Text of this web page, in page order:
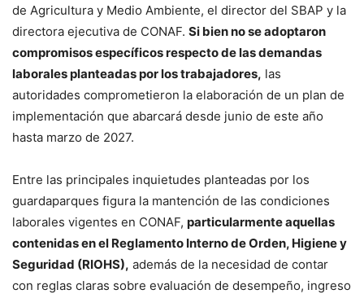
de Agricultura y Medio Ambiente, el director del SBAP y la
directora ejecutiva de CONAF. Si bien no se adoptaron
compromisos específicos respecto de las demandas
laborales planteadas por los trabajadores, las
autoridades comprometieron la elaboración de un plan de
implementación que abarcará desde junio de este año
hasta marzo de 2027.
Entre las principales inquietudes planteadas por los
guardaparques figura la mantención de las condiciones
laborales vigentes en CONAF, particularmente aquellas
contenidas en el Reglamento Interno de Orden, Higiene y
Seguridad (RIOHS), además de la necesidad de contar
con reglas claras sobre evaluación de desempeño, ingreso